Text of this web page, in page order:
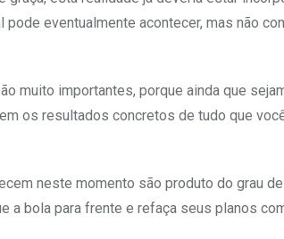
pode eventualmente acontecer, mas não
muito importantes, porque ainda que
os resultados concretos de tudo que
neste momento são produto do grau
a bola para frente e refaça seus planos